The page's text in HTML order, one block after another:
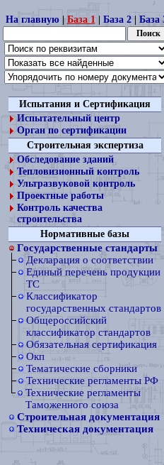
На главную| База 1| База 2| База
Испытания и Сертификация
Испытательный центр
Орган по сертификации
Строительная экспертиза
Обследование зданий
Тепловизионный контроль
Ультразвуковой контроль
Проектные работы
Контроль качества
строительства
Нормативные базы
Государственные стандарты
Декларация о соответствии
Единый перечень продукции
ТС
Классификатор
государственных стандартов
Общероссийский
классификатор стандартов
Обязательная сертификация
Окп
Тематические сборники
Технические регламенты РФ
Технические регламенты
Таможенного союза
Строительная документация
Техническая документация